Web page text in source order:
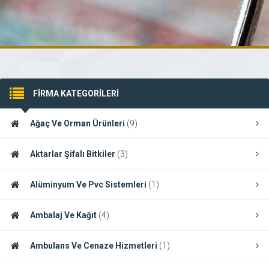
FİRMA KATEGORİLERİ
Ağaç Ve Orman Ürünleri (9)
Aktarlar Şifalı Bitkiler (3)
Alüminyum Ve Pvc Sistemleri (1)
Ambalaj Ve Kağıt (4)
Ambulans Ve Cenaze Hizmetleri (1)